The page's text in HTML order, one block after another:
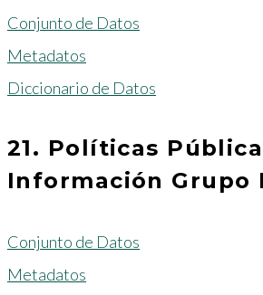
Conjunto de Datos
Metadatos
Diccionario de Datos
21. Políticas
Información Grupo
Conjunto de Datos
Metadatos